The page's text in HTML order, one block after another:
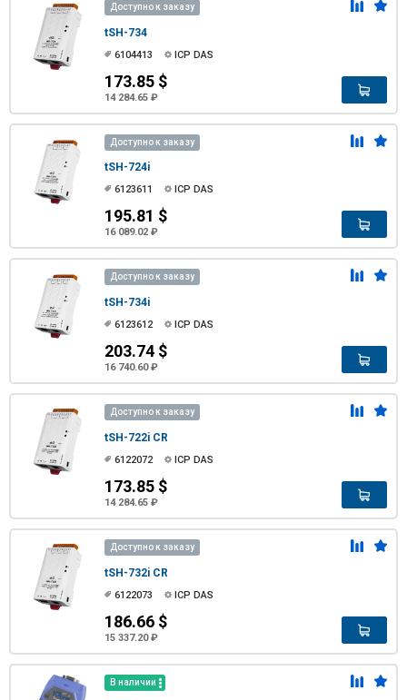
Доступно к заказу
tSH-734
6104413 ICP DAS
173.85 $
14 284.65 ₽
Доступно к заказу
tSH-724i
6123611 ICP DAS
195.81 $
16 089.02 ₽
Доступно к заказу
tSH-734i
6123612 ICP DAS
203.74 $
16 740.60 ₽
Доступно к заказу
tSH-722i CR
6122072 ICP DAS
173.85 $
14 284.65 ₽
Доступно к заказу
tSH-732i CR
6122073 ICP DAS
186.66 $
15 337.20 ₽
В наличии